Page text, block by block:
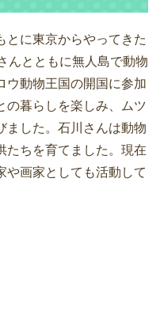
とに東京からやってきた
んとともに無人島で動物
ウ動物王国の開国に参加
の暮らしを楽しみ、ムツ
ました。石川さんは動物
たちを育てました。現在
や画家としても活動して